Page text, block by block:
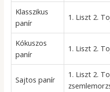
Klasszikus
panír
1. Liszt 2.
Kókuszos
panír
1. Liszt 2.
Sajtos panír
1. Liszt 2.